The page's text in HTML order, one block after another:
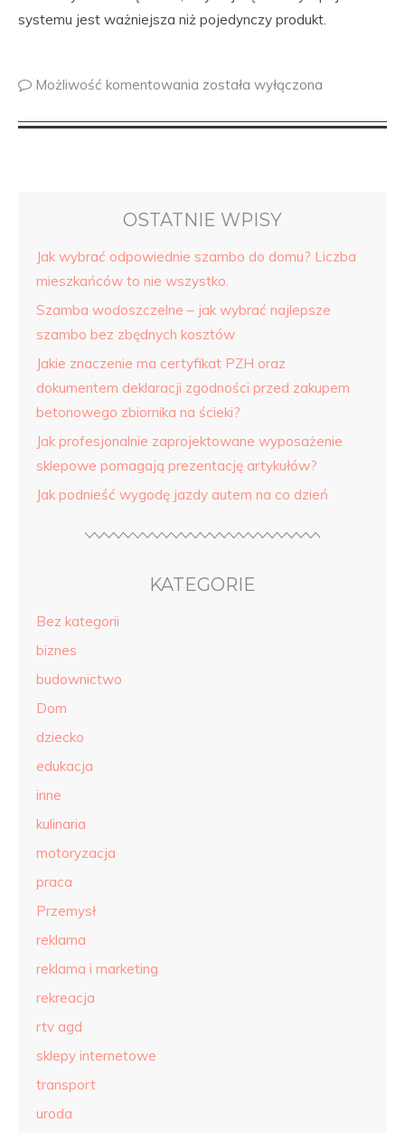
systemu jest ważniejsza niż pojedynczy produkt.
Możliwość komentowania została wyłączona
OSTATNIE WPISY
Jak wybrać odpowiednie szambo do domu? Liczba
mieszkańców to nie wszystko.
Szamba wodoszczelne – jak wybrać najlepsze
szambo bez zbędnych kosztów
Jakie znaczenie ma certyfikat PZH oraz
dokumentem deklaracji zgodności przed zakupem
betonowego zbiornika na ścieki?
Jak profesjonalnie zaprojektowane wyposażenie
sklepowe pomagają prezentację artykułów?
Jak podnieść wygodę jazdy autem na co dzień
KATEGORIE
Bez kategorii
biznes
budownictwo
Dom
dziecko
edukacja
inne
kulinaria
motoryzacja
praca
Przemysł
reklama
reklama i marketing
rekreacja
rtv agd
sklepy internetowe
transport
uroda